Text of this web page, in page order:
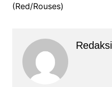
(Red/Rouses)